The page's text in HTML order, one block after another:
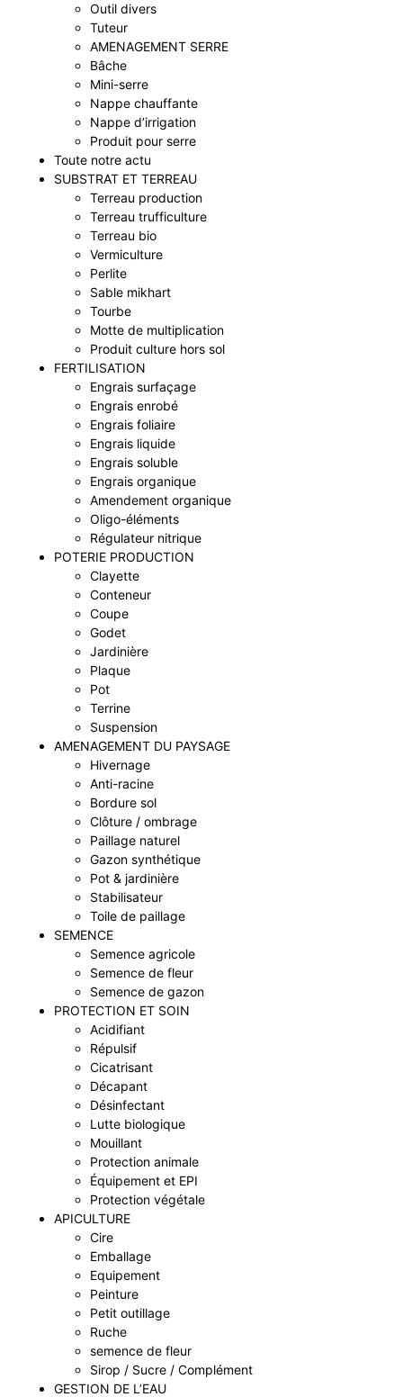
Outil divers
Tuteur
AMENAGEMENT SERRE
Bâche
Mini-serre
Nappe chauffante
Nappe d’irrigation
Produit pour serre
Toute notre actu
SUBSTRAT ET TERREAU
Terreau production
Terreau trufficulture
Terreau bio
Vermiculture
Perlite
Sable mikhart
Tourbe
Motte de multiplication
Produit culture hors sol
FERTILISATION
Engrais surfaçage
Engrais enrobé
Engrais foliaire
Engrais liquide
Engrais soluble
Engrais organique
Amendement organique
Oligo-éléments
Régulateur nitrique
POTERIE PRODUCTION
Clayette
Conteneur
Coupe
Godet
Jardinière
Plaque
Pot
Terrine
Suspension
AMENAGEMENT DU PAYSAGE
Hivernage
Anti-racine
Bordure sol
Clôture / ombrage
Paillage naturel
Gazon synthétique
Pot & jardinière
Stabilisateur
Toile de paillage
SEMENCE
Semence agricole
Semence de fleur
Semence de gazon
PROTECTION ET SOIN
Acidifiant
Répulsif
Cicatrisant
Décapant
Désinfectant
Lutte biologique
Mouillant
Protection animale
Équipement et EPI
Protection végétale
APICULTURE
Cire
Emballage
Equipement
Peinture
Petit outillage
Ruche
semence de fleur
Sirop / Sucre / Complément
GESTION DE L’EAU